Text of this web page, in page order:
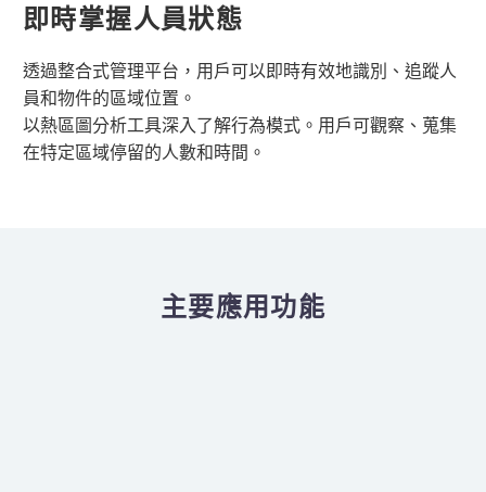
即時掌握人員狀態
透過整合式管理平台，用戶可以即時有效地識別、追蹤人
員和物件的區域位置。
以熱區圖分析工具深入了解行為模式。用戶可觀察、蒐集
在特定區域停留的人數和時間。
主要應用功能